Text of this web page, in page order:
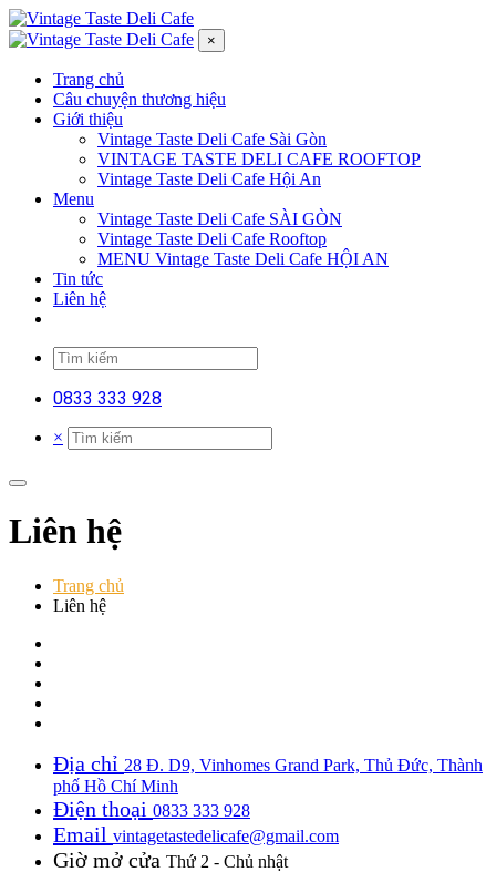
×
Trang chủ
Câu chuyện thương hiệu
Giới thiệu
Vintage Taste Deli Cafe Sài Gòn
VINTAGE TASTE DELI CAFE ROOFTOP
Vintage Taste Deli Cafe Hội An
Menu
Vintage Taste Deli Cafe SÀI GÒN
Vintage Taste Deli Cafe Rooftop
MENU Vintage Taste Deli Cafe HỘI AN
Tin tức
Liên hệ
0833 333 928
×
Liên hệ
Trang chủ
Liên hệ
Địa chỉ 28 Đ. D9, Vinhomes Grand Park, Thủ Đức, Thành
phố Hồ Chí Minh
Điện thoại 0833 333 928
Email vintagetastedelicafe@gmail.com
Giờ mở cửa Thứ 2 - Chủ nhật